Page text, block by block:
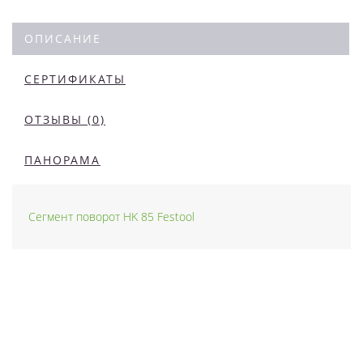
ОПИСАНИЕ
СЕРТИФИКАТЫ
ОТЗЫВЫ (0)
ПАНОРАМА
Сегмент поворот HK 85 Festool